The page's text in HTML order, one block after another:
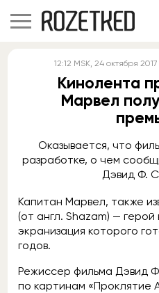
12:12 MSK, 24 октября 2017
Кинолента
Марвел
Оказывается, что
разработке, о чем
Дэвид Ф.
Капитан Марвел, также
(от англ. Shazam) —
экранизация которого
годов.
Режиссер фильма Дэвид
по картинам «Проклятие